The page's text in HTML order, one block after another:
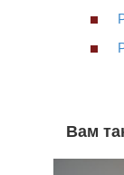
Вам